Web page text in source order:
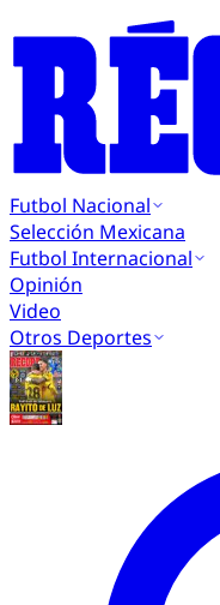
Futbol Nacional
Selección Mexicana
Futbol Internacional
Opinión
Video
Otros Deportes